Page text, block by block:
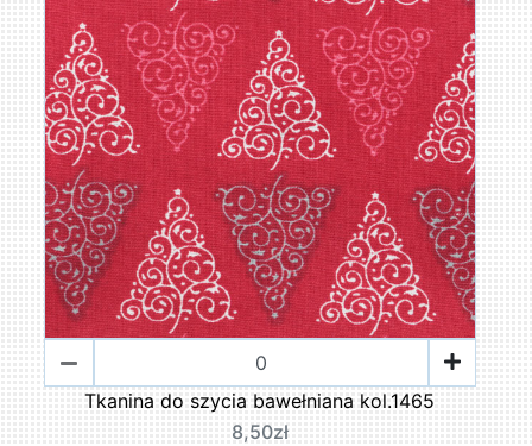
Tkanina do szycia bawełniana kol.1465
8,50zł